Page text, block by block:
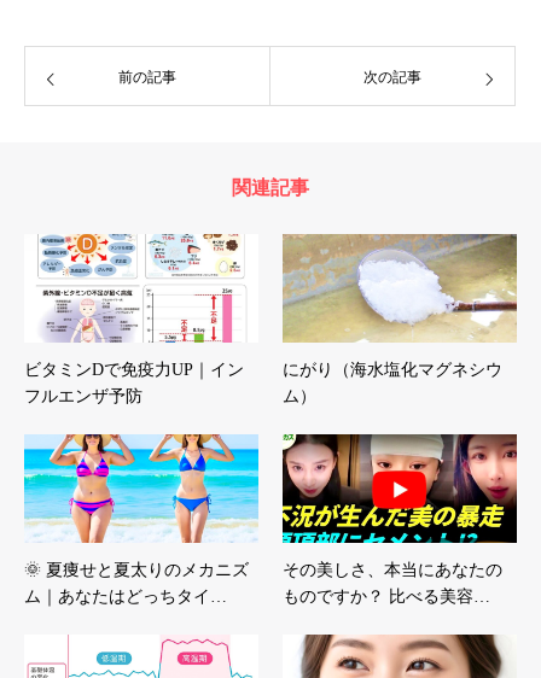
前の記事 次の記事
関連記事
ビタミンDで免疫力UP｜イン
フルエンザ予防
にがり（海水塩化マグネシウ
ム）
🌞 夏痩せと夏太りのメカニズ
ム｜あなたはどっちタイ…
その美しさ、本当にあなたの
ものですか？ 比べる美容…